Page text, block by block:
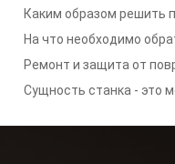
解析
Каким образом решить
возникновением
гравирующим станком
На что необходимо
деревообрабатывающих
проблемы, с которыми
Ремонт и защита от
Сущность станка - это